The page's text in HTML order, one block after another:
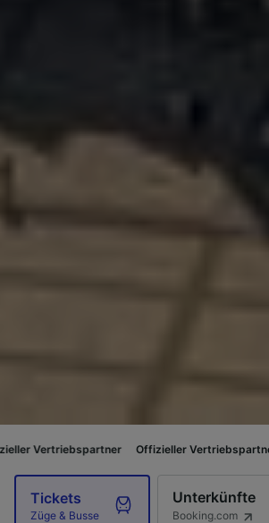
Offizieller Vertriebspartner Offizieller
Tickets
Züge & Busse
Unterkünfte
Booking.com